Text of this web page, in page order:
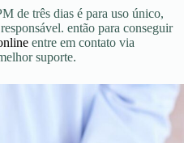
de três dias é para uso único,
então para conseguir
entre em contato via
suporte.